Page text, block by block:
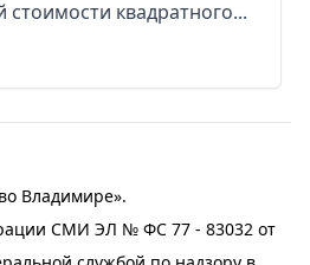
квадратного...
Владимире».
СМИ ЭЛ № ФС 77 - 83032 от